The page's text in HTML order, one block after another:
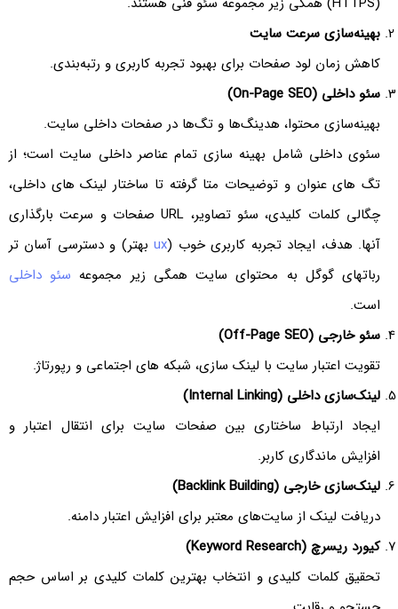
بهینه‌سازی سرعت سایت
کاهش زمان لود صفحات برای بهبود تجربه کاربری و رتبه‌بندی.
سئو داخلی (On-Page SEO)
بهینه‌سازی محتوا، هدینگ‌ها و تگ‌ها در صفحات داخلی سایت.
سئوی داخلی شامل بهینه سازی تمام عناصر داخلی سایت است؛ از
تگ های عنوان و توضیحات متا گرفته تا ساختار لینک های داخلی،
چگالی کلمات کلیدی، سئو تصاویر، URL صفحات و سرعت بارگذاری
آنها. هدف، ایجاد تجربه کاربری خوب ( uxبهتر) و دسترسی آسان تر
رباتهای گوگل به محتوای سایت همگی زیر مجموعه سئو داخلی
است.
سئو خارجی (Off-Page SEO)
تقویت اعتبار سایت با لینک سازی، شبکه های اجتماعی و رپورتاژ.
لینک‌سازی داخلی (Internal Linking)
ایجاد ارتباط ساختاری بین صفحات سایت برای انتقال اعتبار و
افزایش ماندگاری کاربر.
لینک‌سازی خارجی (Backlink Building)
دریافت لینک از سایت‌های معتبر برای افزایش اعتبار دامنه.
کیورد ریسرچ (Keyword Research)
تحقیق کلمات کلیدی و انتخاب بهترین کلمات کلیدی بر اساس حجم